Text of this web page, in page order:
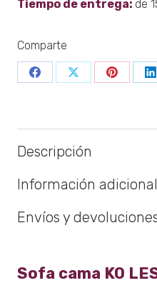
Tiempo de entrega: de
Comparte
Share
Share
Share
Descripción
Información adicional
Envíos y
Sofa cama KO